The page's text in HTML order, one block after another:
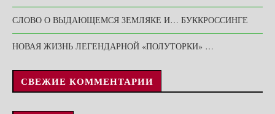
СЛОВО О ВЫДАЮЩЕМСЯ ЗЕМЛЯКЕ И… БУККРОССИНГЕ
НОВАЯ ЖИЗНЬ ЛЕГЕНДАРНОЙ «ПОЛУТОРКИ» …
СВЕЖИЕ КОММЕНТАРИИ